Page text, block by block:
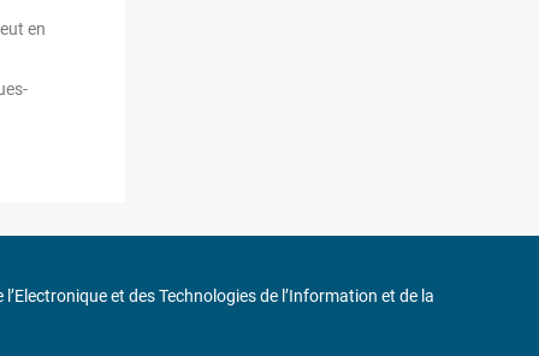
en
l’Electronique et des Technologies de l’Information et de la